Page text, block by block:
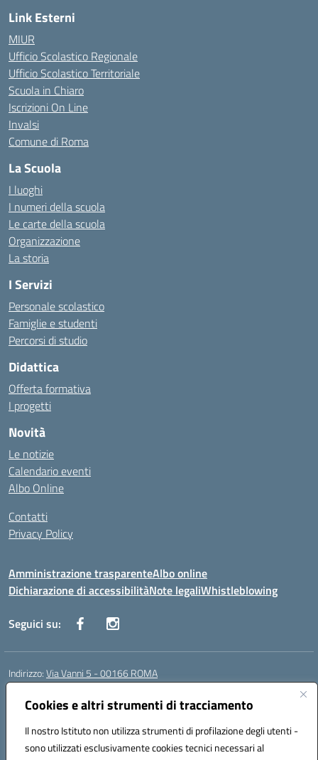
Cookies e altri strumenti di tracciamento
Il nostro Istituto non utilizza strumenti di profilazione degli utenti -
sono utilizzati esclusivamente cookies tecnici necessari al
Link Esterni
MIUR
Ufficio Scolastico Regionale
Ufficio Scolastico Territoriale
Scuola in Chiaro
Iscrizioni On Line
Invalsi
Comune di Roma
La Scuola
I luoghi
I numeri della scuola
Le carte della scuola
Organizzazione
La storia
I Servizi
Personale scolastico
Famiglie e studenti
Percorsi di studio
Didattica
Offerta formativa
I progetti
Novità
Le notizie
Calendario eventi
Albo Online
Contatti
Privacy Policy
Amministrazione trasparenteAlbo online
Dichiarazione di accessibilitàNote legaliWhistleblowing
Seguici su:
Indirizzo:Via Vanni 5 - 00166 ROMA
Centralino:
Posta elettronica certificata (PEC):RMIC86500P@pec.istruzione.it
Codice fiscale: 97197050582
Codice meccanografico:RMIC86500P